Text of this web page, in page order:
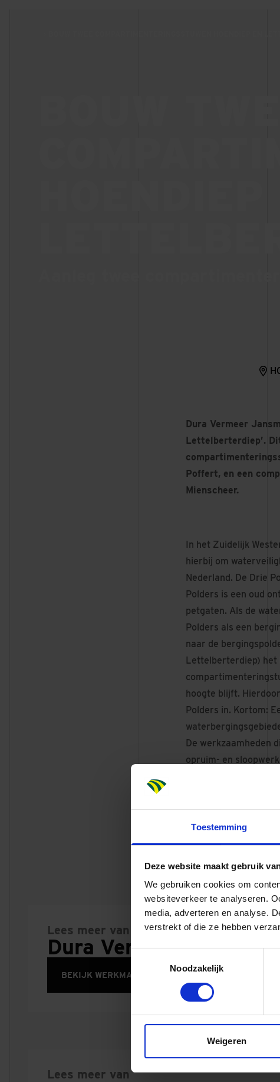
Toestemming
Deze website maakt gebruik
We gebruiken cookies om
websiteverkeer te analyseren.
media, adverteren en analyse.
verstrekt of die ze hebben
Noodzakelijk
Weigeren
Dura Vermeer
Lettelberterdiep’.
Poffert, en een
Mienscheer.
In het Zuidelijk
hierbij om
Nederland. De Drie
Polders is een oud
petgaten. Als de
Polders als een
naar de
Lettelberterdiep) het
hoogte blijft.
Polders in. Kortom:
De werkzaamheden
opruim- en
aanbrengen
inhijsen stuwklep
Lees meer van
Dura Vermeer Jansma
BEKIJK WERKMAATSCHAPPIJ
Lees meer van